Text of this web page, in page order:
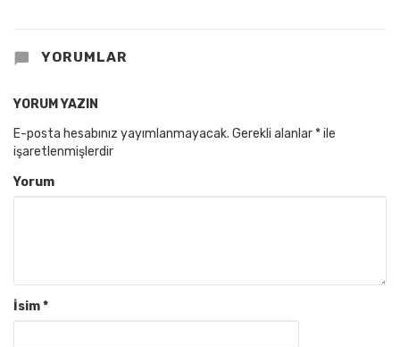
YORUMLAR
YORUM YAZIN
E-posta hesabınız yayımlanmayacak. Gerekli alanlar *ile
işaretlenmişlerdir
Yorum
İsim*